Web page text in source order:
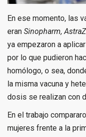
En ese momento, las
eran Sinopharm,
ya empezaron a
por lo que pudieron
homólogo, o sea,
la misma vacuna y
dosis se realizan con
En el trabajo
mujeres frente a la